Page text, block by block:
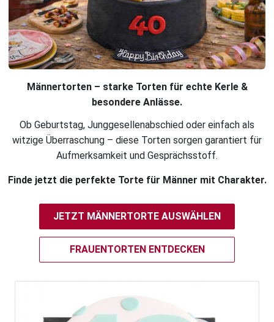
Männertorten – starke Torten für echte Kerle &
besondere Anlässe.
Ob Geburtstag, Junggesellenabschied oder einfach als
witzige Überraschung – diese Torten sorgen garantiert für
Aufmerksamkeit und Gesprächsstoff.
Finde jetzt die perfekte Torte für Männer mit Charakter.
JETZT MÄNNERTORTE AUSWÄHLEN
FRAUENTORTEN ENTDECKEN